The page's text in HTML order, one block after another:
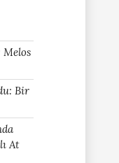
Melos
Bir
At